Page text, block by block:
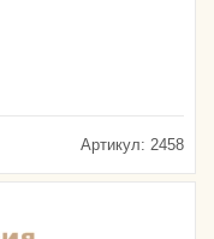
Артикул: 2458